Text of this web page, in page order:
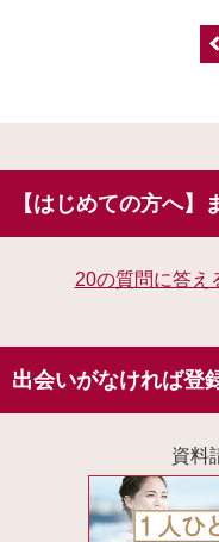
【はじめての方へ】
20の質問に答え
出会いがなければ登
資料